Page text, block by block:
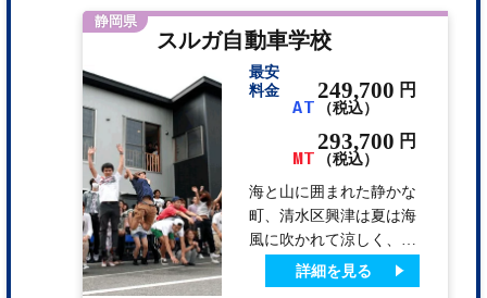
6 分、くれたけインは教
習所の目の前で、時間を
有効に使えます。周辺に
もファーストフード店や
コンビニもありすごく便
利な環境です。広々とし
た教習コースでスタッフ
もアットホームであたた
かい人達ばかりで、楽し
くのびのびと教習できま
す。
静岡県
スルガ自動車学校
最安
料金
AT
249,700 円
（税込）
MT
293,700 円
（税込）
海と山に囲まれた静かな
町、清水区興津は夏は海
風に吹かれて涼しく、冬
は雪が積もることはあり
ません。 東京・名古屋
詳細を見る